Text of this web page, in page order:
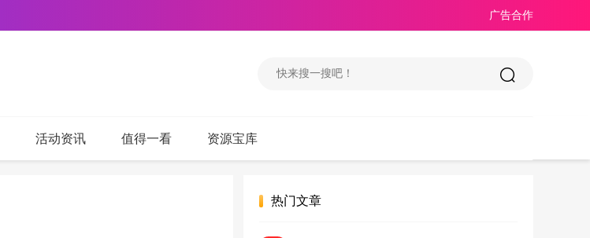
广告合作
活动资讯 值得一看 资源宝库
热门文章